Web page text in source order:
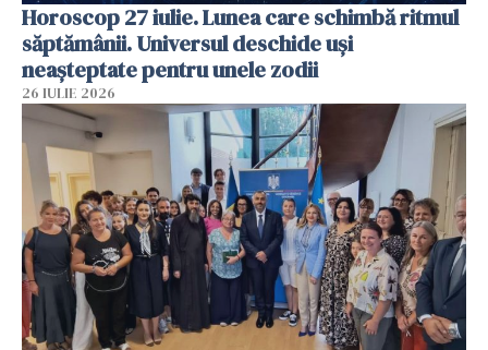
Horoscop 27 iulie. Lunea care schimbă ritmul
săptămânii. Universul deschide uși
neașteptate pentru unele zodii
26 IULIE 2026